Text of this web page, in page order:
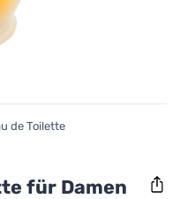
de Toilette
für Damen